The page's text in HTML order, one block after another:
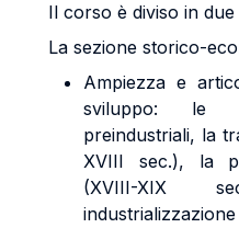
Il corso è diviso in due
La sezione storico-
Ampiezza e
sviluppo: le
preindustriali, la
XVIII sec.), la
(XVIII-XIX